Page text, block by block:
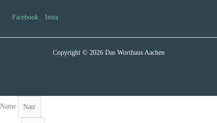
Facebook Insta
Copyright © 2026 Das Worthaus Aachen
Name